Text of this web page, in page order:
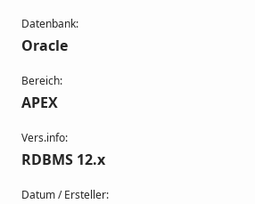
Datenbank:
Oracle
Bereich:
APEX
Vers.info:
RDBMS 12.x
Datum / Ersteller: